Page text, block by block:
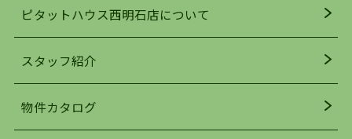
明石駅・西明石駅を中心に、明石市・神戸市西区
でお部屋探している方は、ぜひ当ＨＰにて物件を
お探しになってください。弊社は、スタッフの平
を行っており地域最大級の情報取扱量を誇ってお
ります。店頭で限られた物件をご紹介する、従来
ピタットハウス西明石店について
スタッフ紹介
物件カタログ